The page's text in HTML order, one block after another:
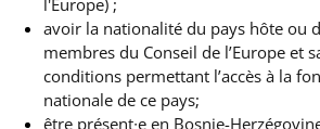
avoir la nationalité du pays hôte ou
membres du Conseil de l’Europe et
conditions permettant l’accès à la
nationale de ce pays;
être présent∙e en Bosnie-